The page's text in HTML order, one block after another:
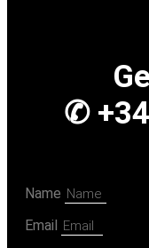
✆
Name
Email